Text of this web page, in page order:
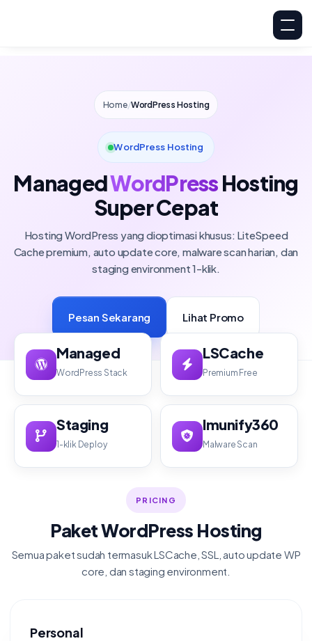
Home/WordPress Hosting
WordPress Hosting
ManagedWordPressHosting
Super Cepat
Hosting WordPress yang dioptimasi khusus: LiteSpeed
Cache premium, auto update core, malware scan harian, dan
staging environment 1-klik.
Pesan Sekarang Lihat Promo
Managed
WordPress Stack
LSCache
Premium Free
Staging
1-klik Deploy
Imunify360
Malware Scan
PRICING
Paket WordPress Hosting
Semua paket sudah termasuk LSCache, SSL, auto update WP
core, dan staging environment.
Personal